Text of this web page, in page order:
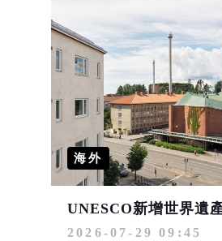
海外
2026-07-29 09:45